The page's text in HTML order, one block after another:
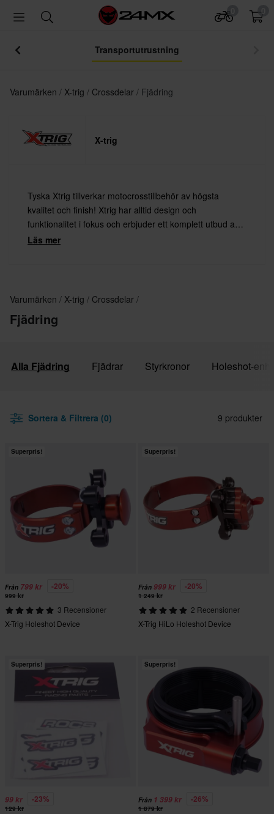
Transportutrustning
Varumärken X-trig Crossdelar Fjädring
X-trig
Tyska Xtrig tillverkar motocrosstillbehör av högsta
kvalitet och finish! Xtrig har alltid design och
funktionalitet i fokus och erbjuder ett komplett utbud av
premiumtillbehör för både proffs och hobbyförare.
Läs mer
Varumärken X-trig Crossdelar
Fjädring
Alla Fjädring Fjädrar Styrkronor Holeshot-
Sortera & Filtrera (0) 9 produkter
Superpris!
Från 799 kr -20%
999 kr
3 Recensioner
X-Trig Holeshot Device
Superpris!
Från 999 kr -20%
1 249 kr
2 Recensioner
X-Trig HiLo Holeshot Device
Superpris!
99 kr -23%
129 kr
Superpris!
Från 1 399 kr -26%
1 879 kr